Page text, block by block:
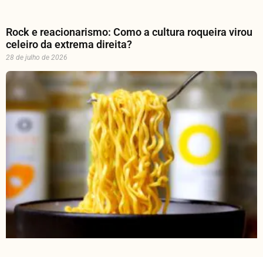
Rock e reacionarismo: Como a cultura roqueira virou
celeiro da extrema direita?
28 de julho de 2026